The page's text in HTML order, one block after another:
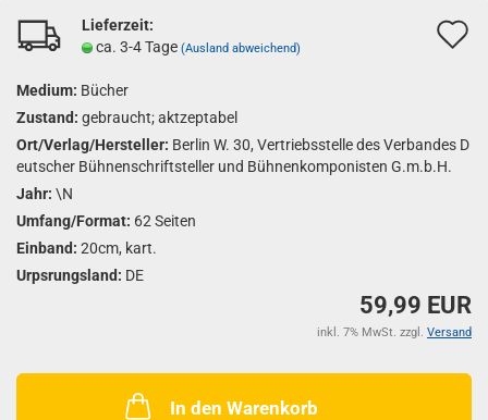
Lieferzeit:
ca. 3-4 Tage (Ausland abweichend)
Medium: Bücher
Zustand: gebraucht; aktzeptabel
Ort/Verlag/Hersteller: Berlin W. 30, Vertriebsstelle des Verbandes D
eutscher Bühnenschriftsteller und Bühnenkomponisten G.m.b.H.
Jahr: \N
Umfang/Format: 62 Seiten
Einband: 20cm, kart.
Urpsrungsland: DE
59,99 EUR
inkl. 7% MwSt. zzgl. Versand
In den Warenkorb